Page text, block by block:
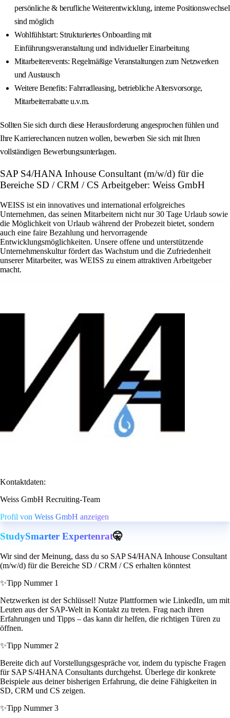
persönliche & berufliche Weiterentwicklung, interne Positionswechsel
sind möglich
Wohlfühlstart: Strukturiertes Onboarding mit
Einführungsveranstaltung und individueller Einarbeitung
Mitarbeiterevents: Regelmäßige Veranstaltungen zum Netzwerken
und Austausch
Weitere Benefits: Fahrradleasing, betriebliche Altersvorsorge,
Mitarbeiterrabatte u.v.m.
Sollten Sie sich durch diese Herausforderung angesprochen fühlen und
Ihre Karrierechancen nutzen wollen, bewerben Sie sich mit Ihren
vollständigen Bewerbungsunterlagen.
SAP S4/HANA Inhouse Consultant (m/w/d) für die
Bereiche SD / CRM / CS Arbeitgeber: Weiss GmbH
WEISS ist ein innovatives und international erfolgreiches
Unternehmen, das seinen Mitarbeitern nicht nur 30 Tage Urlaub sowie
die Möglichkeit von Urlaub während der Probezeit bietet, sondern
auch eine faire Bezahlung und hervorragende
Entwicklungsmöglichkeiten. Unsere offene und unterstützende
Unternehmenskultur fördert das Wachstum und die Zufriedenheit
unserer Mitarbeiter, was WEISS zu einem attraktiven Arbeitgeber
macht.
Kontaktdaten:
Weiss GmbH Recruiting-Team
Profil von Weiss GmbH anzeigen
StudySmarter Expertenrat🤫
Wir sind der Meinung, dass du so SAP S4/HANA Inhouse Consultant
(m/w/d) für die Bereiche SD / CRM / CS erhalten könntest
✨Tipp Nummer 1
Netzwerken ist der Schlüssel! Nutze Plattformen wie LinkedIn, um mit
Leuten aus der SAP-Welt in Kontakt zu treten. Frag nach ihren
Erfahrungen und Tipps – das kann dir helfen, die richtigen Türen zu
öffnen.
✨Tipp Nummer 2
Bereite dich auf Vorstellungsgespräche vor, indem du typische Fragen
für SAP S/4HANA Consultants durchgehst. Überlege dir konkrete
Beispiele aus deiner bisherigen Erfahrung, die deine Fähigkeiten in
SD, CRM und CS zeigen.
✨Tipp Nummer 3